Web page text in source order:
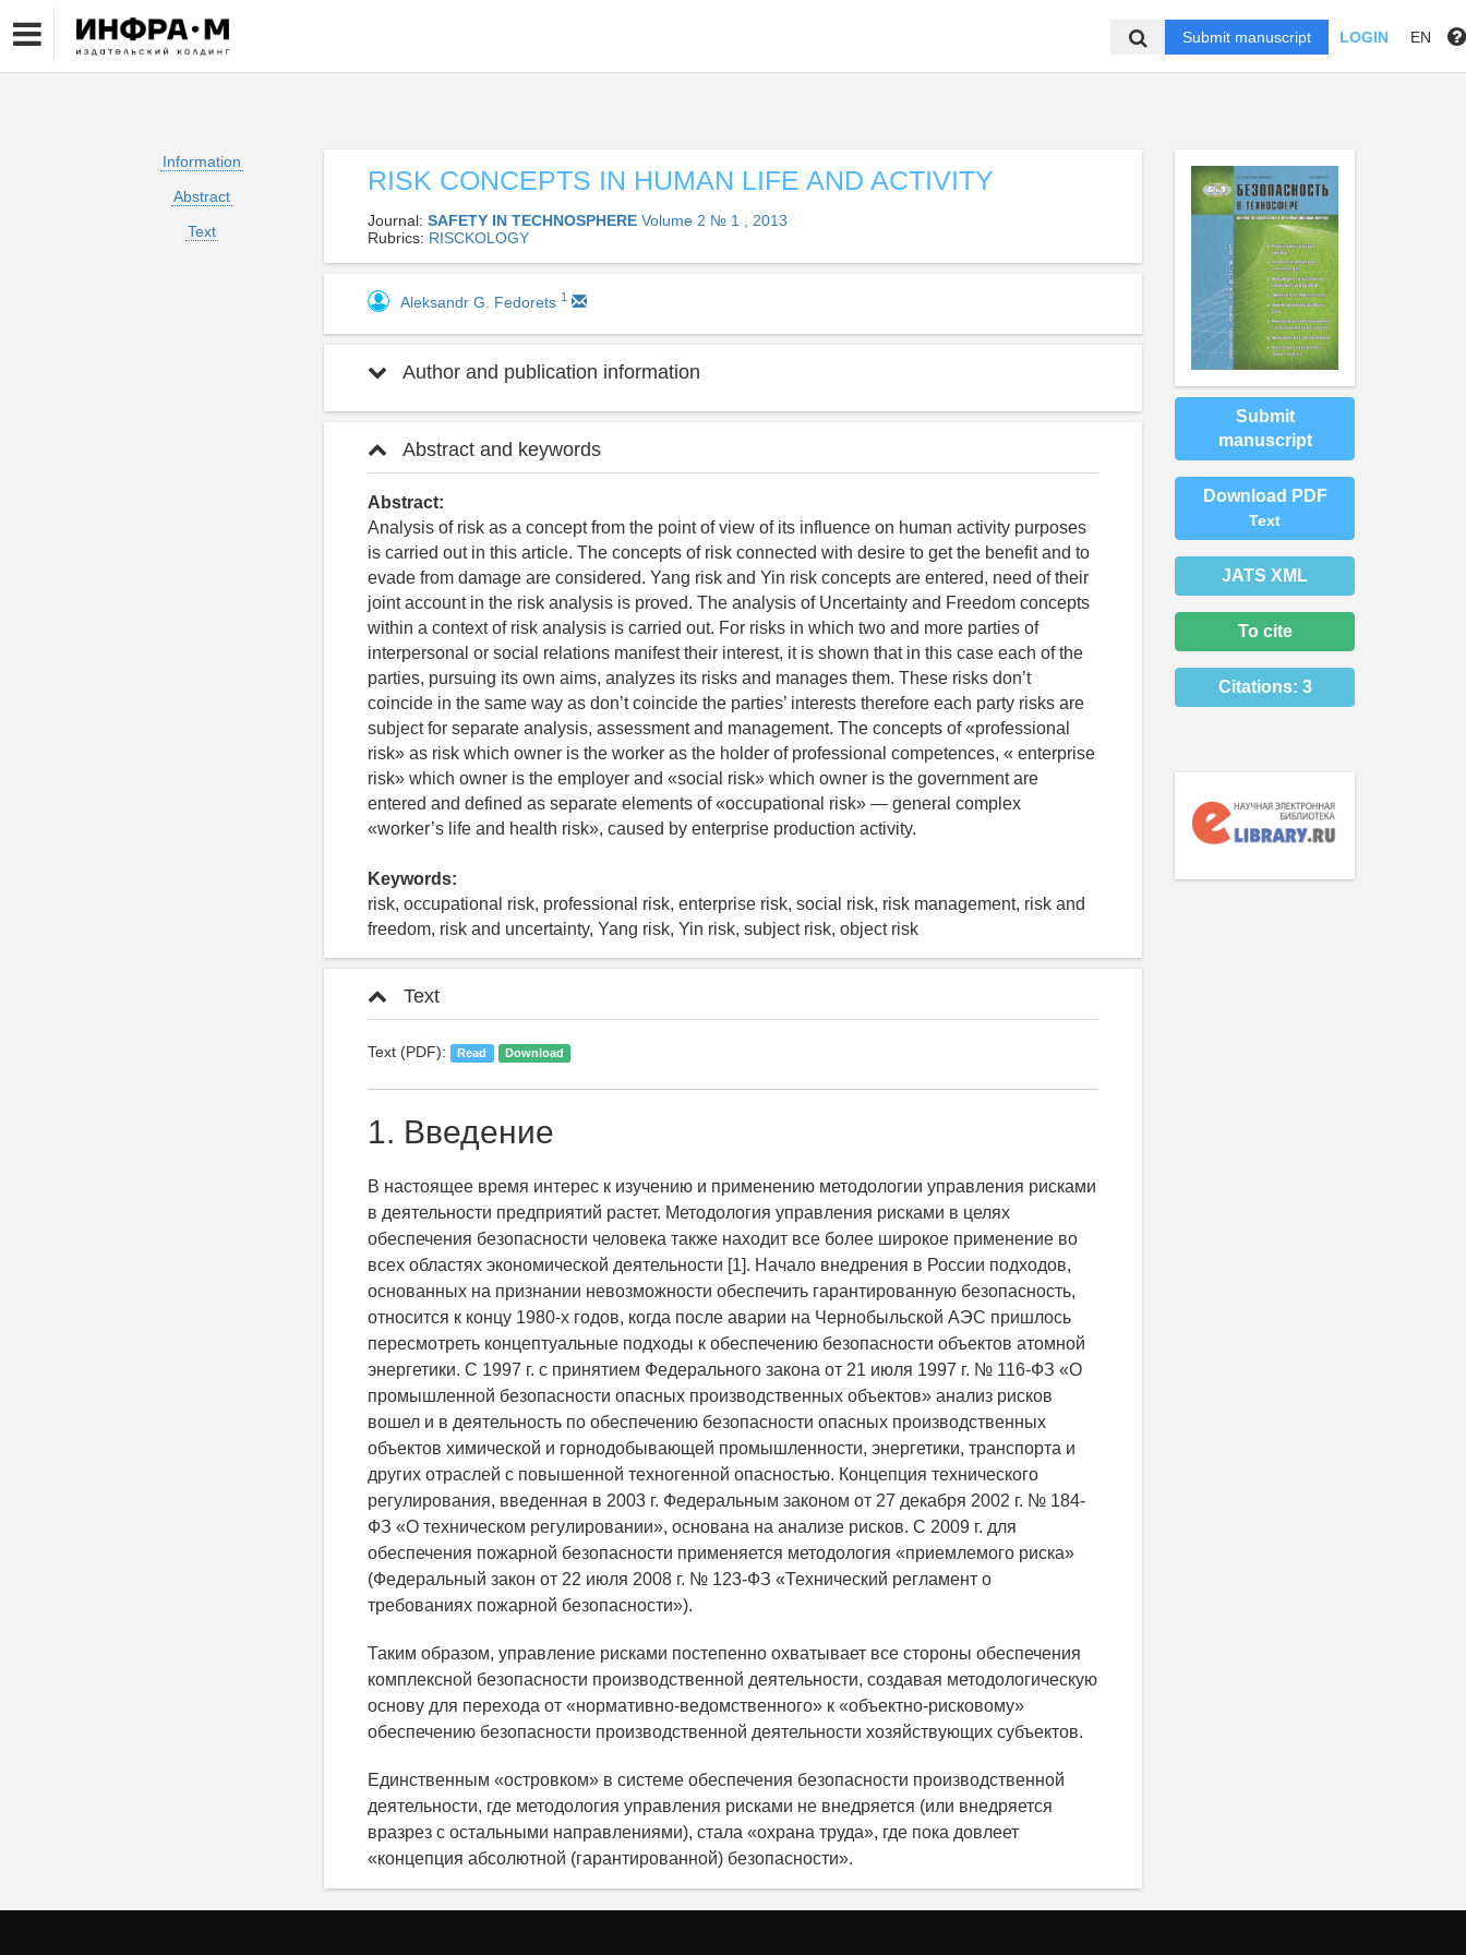
Submit manuscript LOGIN EN
Information
Abstract
Text
RISK CONCEPTS IN HUMAN LIFE AND ACTIVITY
Journal: SAFETY IN TECHNOSPHERE Volume 2 № 1 , 2013
Rubrics: RISCKOLOGY
Aleksandr G. Fedorets 1
Author and publication information
Abstract and keywords
Abstract:
Analysis of risk as a concept from the point of view of its influence on human activity purposes
is carried out in this article. The concepts of risk connected with desire to get the benefit and to
evade from damage are considered. Yang risk and Yin risk concepts are entered, need of their
joint account in the risk analysis is proved. The analysis of Uncertainty and Freedom concepts
within a context of risk analysis is carried out. For risks in which two and more parties of
interpersonal or social relations manifest their interest, it is shown that in this case each of the
parties, pursuing its own aims, analyzes its risks and manages them. These risks don’t
coincide in the same way as don’t coincide the parties’ interests therefore each party risks are
subject for separate analysis, assessment and management. The concepts of «professional
risk» as risk which owner is the worker as the holder of professional competences, « enterprise
risk» which owner is the employer and «social risk» which owner is the government are
entered and defined as separate elements of «occupational risk» — general complex
«worker’s life and health risk», caused by enterprise production activity.
Keywords:
risk, occupational risk, professional risk, enterprise risk, social risk, risk management, risk and
freedom, risk and uncertainty, Yang risk, Yin risk, subject risk, object risk
Text
Text (PDF): Read Download
1. Введение
В настоящее время интерес к изучению и применению методологии управления рисками
в деятельности предприятий растет. Методология управления рисками в целях
обеспечения безопасности человека также находит все более широкое применение во
всех областях экономической деятельности [1]. Начало внедрения в России подходов,
основанных на признании невозможности обеспечить гарантированную безопасность,
относится к концу 1980-х годов, когда после аварии на Чернобыльской АЭС пришлось
пересмотреть концептуальные подходы к обеспечению безопасности объектов атомной
энергетики. С 1997 г. с принятием Федерального закона от 21 июля 1997 г. № 116-ФЗ «О
промышленной безопасности опасных производственных объектов» анализ рисков
вошел и в деятельность по обеспечению безопасности опасных производственных
объектов химической и горнодобывающей промышленности, энергетики, транспорта и
других отраслей с повышенной техногенной опасностью. Концепция технического
регулирования, введенная в 2003 г. Федеральным законом от 27 декабря 2002 г. № 184-
ФЗ «О техническом регулировании», основана на анализе рисков. С 2009 г. для
обеспечения пожарной безопасности применяется методология «приемлемого риска»
(Федеральный закон от 22 июля 2008 г. № 123-ФЗ «Технический регламент о
требованиях пожарной безопасности»).
Таким образом, управление рисками постепенно охватывает все стороны обеспечения
комплексной безопасности производственной деятельности, создавая методологическую
основу для перехода от «нормативно-ведомственного» к «объектно-рисковому»
обеспечению безопасности производственной деятельности хозяйствующих субъектов.
Единственным «островком» в системе обеспечения безопасности производственной
деятельности, где методология управления рисками не внедряется (или внедряется
вразрез с остальными направлениями), стала «охрана труда», где пока довлеет
«концепция абсолютной (гарантированной) безопасности».
Submit
manuscript
Download PDF
Text
JATS XML
To cite
Citations: 3